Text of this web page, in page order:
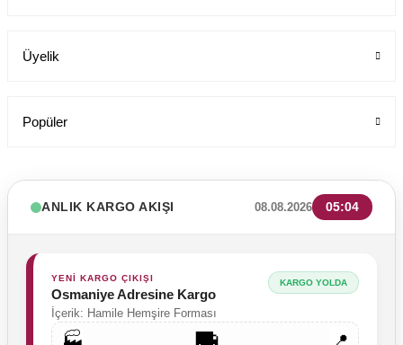
Üyelik
Popüler
ANLIK KARGO AKIŞI 08.08.2026 05:04
YENİ KARGO ÇIKIŞI
Osmaniye Adresine Kargo
İçerik: Hamile Hemşire Forması
KARGO YOLDA